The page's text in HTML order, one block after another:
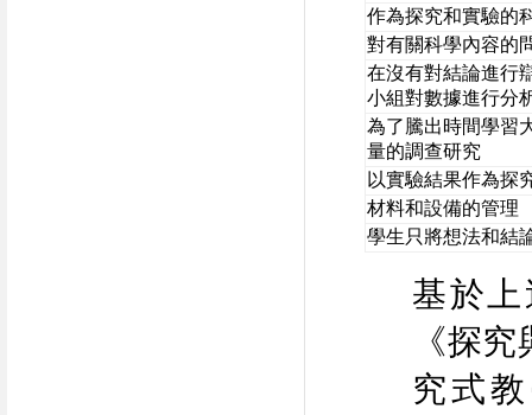
作為探究和實驗的
對有關科學內容的
在沒有對結論進行
小組對數據進行分
為了騰出時間學習
量的調查研究
以實驗結果作為探
材料和設備的管理
學生只將想法和結
基於
《探
究式